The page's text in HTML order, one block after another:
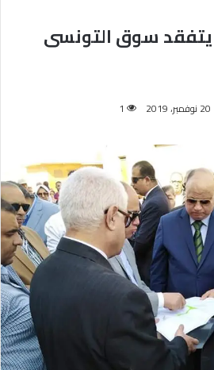
سوق التونسى
20 نوفمبر، 2019 1